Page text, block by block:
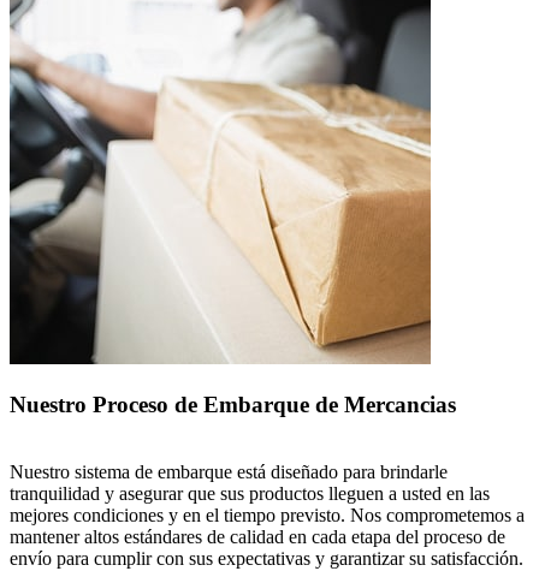
Nuestro Proceso de Embarque de Mercancias
Nuestro sistema de embarque está diseñado para brindarle
tranquilidad y asegurar que sus productos lleguen a usted en las
mejores condiciones y en el tiempo previsto. Nos comprometemos a
mantener altos estándares de calidad en cada etapa del proceso de
envío para cumplir con sus expectativas y garantizar su satisfacción.